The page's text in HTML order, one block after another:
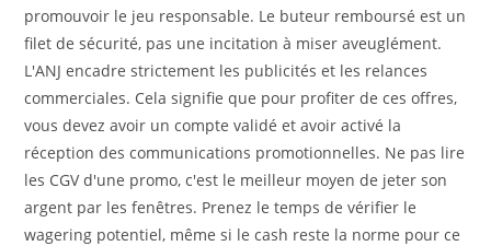
promouvoir le jeu responsable. Le buteur remboursé est un
filet de sécurité, pas une incitation à miser aveuglément.
L'ANJ encadre strictement les publicités et les relances
commerciales. Cela signifie que pour profiter de ces offres,
vous devez avoir un compte validé et avoir activé la
réception des communications promotionnelles. Ne pas lire
les CGV d'une promo, c'est le meilleur moyen de jeter son
argent par les fenêtres. Prenez le temps de vérifier le
wagering potentiel, même si le cash reste la norme pour ce